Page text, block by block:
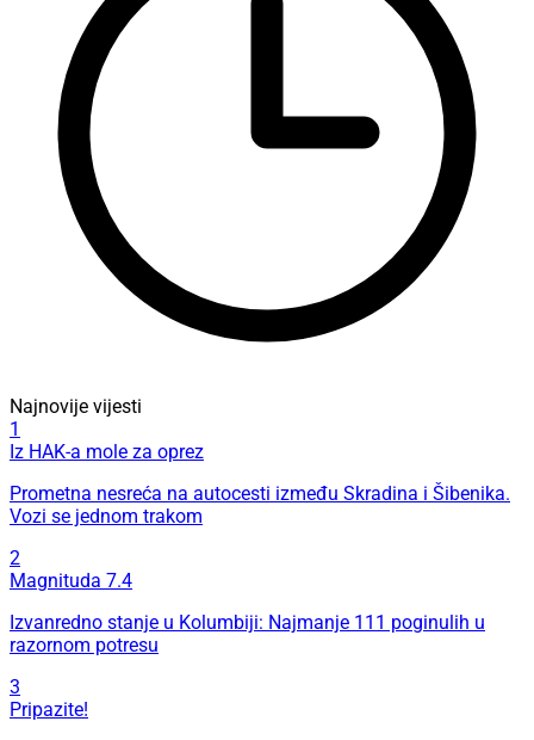
Najnovije vijesti
1
Iz HAK-a mole za oprez
Prometna nesreća na autocesti između Skradina i Šibenika.
Vozi se jednom trakom
2
Magnituda 7.4
Izvanredno stanje u Kolumbiji: Najmanje 111 poginulih u
razornom potresu
3
Pripazite!